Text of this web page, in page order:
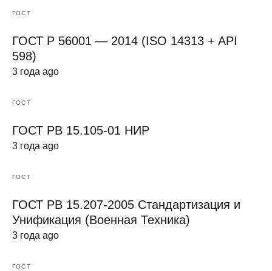
ГОСТ
ГОСТ Р 56001 — 2014 (ISO 14313 + API
598)
3 года ago
ГОСТ
ГОСТ РВ 15.105-01 НИР
3 года ago
ГОСТ
ГОСТ РВ 15.207-2005 Стандартизация и
Унификация (Военная Техника)
3 года ago
ГОСТ